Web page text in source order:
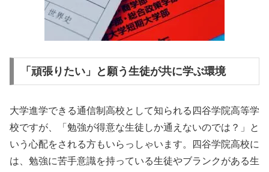
「頑張りたい」と願う生徒が共に学ぶ環境
大学進学できる通信制高校として知られる四谷学院高等学
校ですが、「勉強が得意な生徒しか通えないのでは？」と
いう心配をされる方もいらっしゃいます。四谷学院高校に
は、勉強に苦手意識を持っている生徒やブランクがある生